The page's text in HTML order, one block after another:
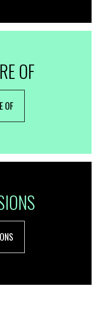
OF
OF